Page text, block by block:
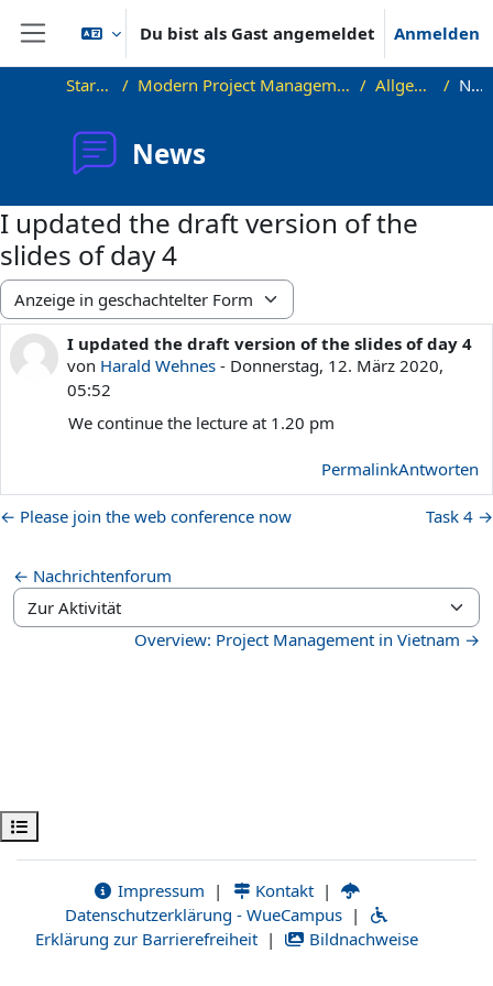
Zum Hauptinhalt
Website-Übersicht
Du bist als Gast angemeldet Anmelden
Kursindex öffnen
Startseite Modern Project Management in ICT, HUST Allgemeines News
News
I updated the draft version of the
slides of day 4
Anzeigemodus
I updated the draft version of the slides of day 4
von Harald Wehnes - Donnerstag, 12. März 2020,
05:52
Anzahl Antworten: 0
We continue the lecture at 1.20 pm
PermalinkAntworten
← Please join the web conference now Task 4 →
← Nachrichtenforum
Zur Aktivität
Overview: Project Management in Vietnam →
Impressum | Kontakt |
Datenschutzerklärung - WueCampus |
Erklärung zur Barrierefreiheit | Bildnachweise